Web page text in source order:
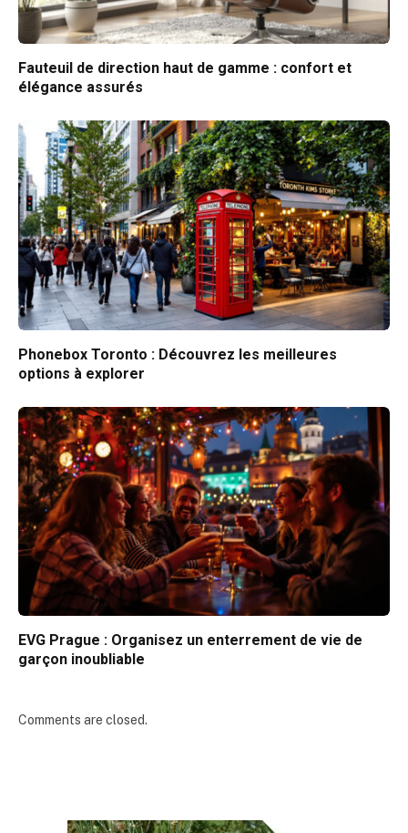
Fauteuil de direction haut de gamme : confort et
élégance assurés
Phonebox Toronto : Découvrez les meilleures
options à explorer
EVG Prague : Organisez un enterrement de vie de
garçon inoubliable
Comments are closed.